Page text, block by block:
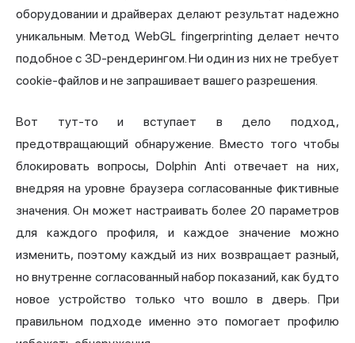
оборудовании и драйверах делают результат надежно
уникальным. Метод WebGL fingerprinting делает нечто
подобное с 3D-рендерингом. Ни один из них не требует
cookie-файлов и не запрашивает вашего разрешения.
Вот тут-то и вступает в дело подход,
предотвращающий обнаружение. Вместо того чтобы
блокировать вопросы, Dolphin Anti отвечает на них,
внедряя на уровне браузера согласованные фиктивные
значения. Он может настраивать более 20 параметров
для каждого профиля, и каждое значение можно
изменить, поэтому каждый из них возвращает разный,
но внутренне согласованный набор показаний, как будто
новое устройство только что вошло в дверь. При
правильном подходе именно это помогает профилю